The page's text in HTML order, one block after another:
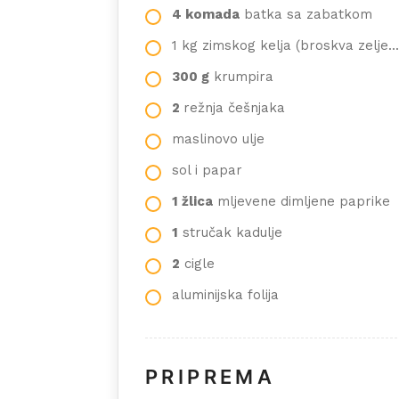
4 komada batka sa zabatkom
1 kg zimskog kelja (broskva
300 g krumpira
2 režnja češnjaka
maslinovo ulje
sol i papar
1 žlica mljevene dimljene paprike
1 stručak kadulje
2 cigle
aluminijska folija
PRIPREMA